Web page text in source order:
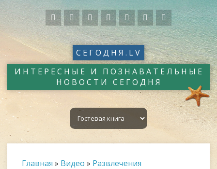
СЕГОДНЯ.LV
ИНТЕРЕСНЫЕ И ПОЗНАВАТЕЛЬНЫЕ
НОВОСТИ СЕГОДНЯ
Главная » Видео » Развлечения